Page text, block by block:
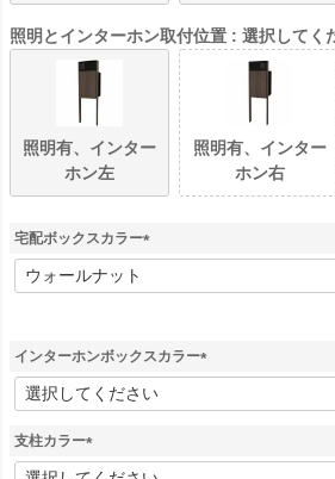
照明とインターホン取付位置 選択してく
照明有、インター
ホン左
照明有、インター
ホン右
宅配ボックスカラー
(
インターホンボックスカラー
(
支柱カラー
(